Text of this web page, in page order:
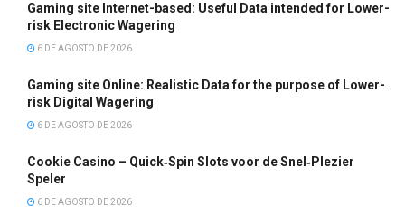
Gaming site Internet-based: Useful Data intended for Lower-
risk Electronic Wagering
6 DE AGOSTO DE 2026
Gaming site Online: Realistic Data for the purpose of Lower-
risk Digital Wagering
6 DE AGOSTO DE 2026
Cookie Casino – Quick‑Spin Slots voor de Snel‑Plezier
Speler
6 DE AGOSTO DE 2026